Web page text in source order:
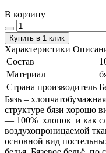
В корзину
Купить в 1 клик
Характеристики
Состав
Материал
Страна производитель
Бязь –
структуре бязи хорошо
― 100% хлопок и как
воздухопроницаемой
основной вид